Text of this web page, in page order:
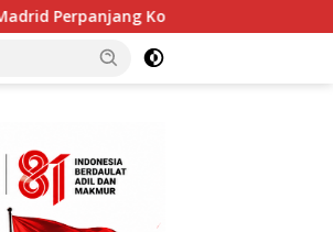
Kontral Vinicius Jr Hingga 2032